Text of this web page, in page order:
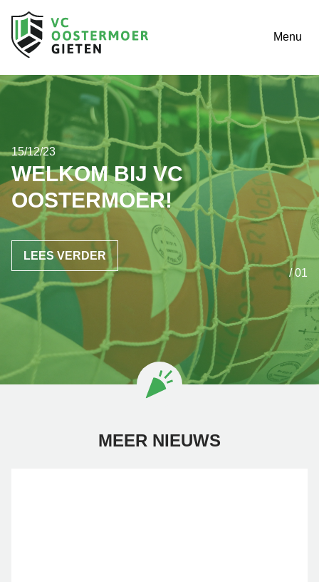
Menu
15/12/23
WELKOM BIJ VC
OOSTERMOER!
LEES VERDER
/ 01
MEER NIEUWS